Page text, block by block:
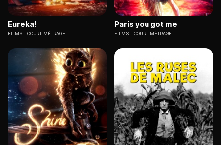
Eureka!
FILMS COURT-MÉTRAGE
Paris you got me
FILMS COURT-MÉTRAGE